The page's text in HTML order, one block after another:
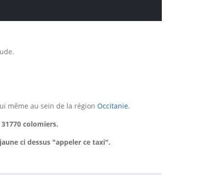
même au sein de la région Occitanie.
colomiers.
ci dessus "appeler ce taxi".